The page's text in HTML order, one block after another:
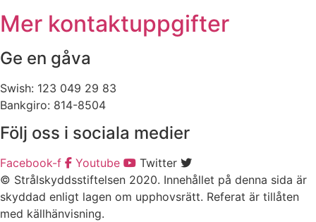
Mer kontaktuppgifter
Ge en gåva
Swish: 123 049 29 83
Bankgiro: 814-8504
Följ oss i sociala medier
Facebook-f Youtube
Twitter
© Strålskyddsstiftelsen 2020. Innehållet på denna sida är
skyddad enligt lagen om upphovsrätt. Referat är tillåten
med källhänvisning.